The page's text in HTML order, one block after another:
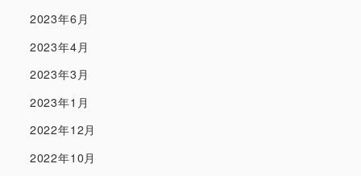
2023年6月
2023年4月
2023年3月
2023年1月
2022年12月
2022年10月